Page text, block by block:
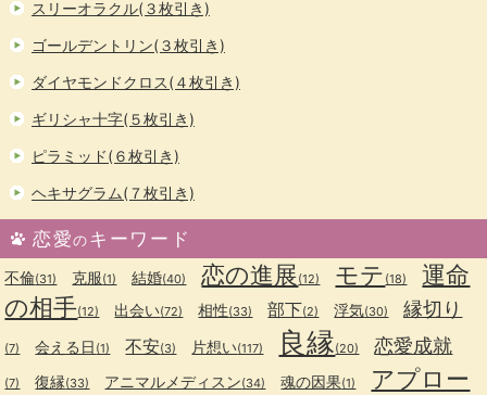
スリーオラクル(３枚引き)
ゴールデントリン(３枚引き)
ダイヤモンドクロス(４枚引き)
ギリシャ十字(５枚引き)
ピラミッド(６枚引き)
ヘキサグラム(７枚引き)
恋愛のキーワード
不倫(31) 克服(1) 結婚(40) 恋の進展(12) モテ (18)
運命
の相手(12) 出会い(72) 相性(33) 部下(2) 浮気(30) 縁切り
(7) 会える日 (1) 不安(3) 片想い(117) 良縁(20) 恋愛成就
(7) 復縁(33) アニマルメディスン(34) 魂の因果(1)
アプロー